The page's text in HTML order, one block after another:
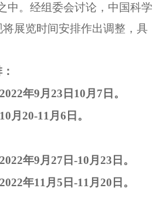
中。经组委会讨论，中国科学
展览时间安排作出调整，具
2022年9月23 日 10月 7 日。
10月20-11 月6 日。
2022年9月27 日-10月23 日。
2022年11 月5 日-11 月20 日。